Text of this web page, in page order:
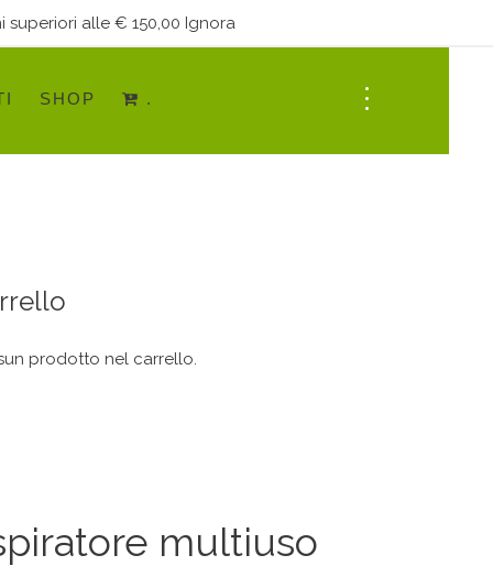
SHOP .
prodotto nel carrello.
multiuso
alle € 150,00 Ignora